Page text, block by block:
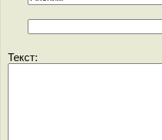
Текст: